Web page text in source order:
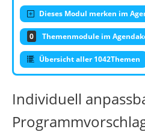
Dieses Modul merken im
0 Themenmodule im
Übersicht aller 1042Themen
Individuell